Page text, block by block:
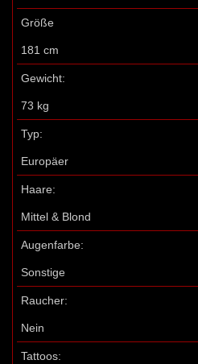
Größe
181 cm
Gewicht:
73 kg
Typ:
Europäer
Haare:
Mittel & Blond
Augenfarbe:
Sonstige
Raucher:
Nein
Tattoos: